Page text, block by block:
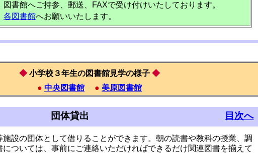
図書館へご持参、郵送、FAXで受け付けいたしております。
各図書館へお願いいたします。
◆ 小学校３年生の図書館見学の様子 ◆
● 中央図書館 ● 美原図書館
団体貸出 目次へ
施設の団体として借りることができます。朝の読書や教科の授業、調
ついては、事前にご連絡いただければできるだけ関連図書を揃えて